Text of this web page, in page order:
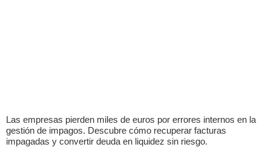
Las empresas pierden miles de euros por errores internos en la
gestión de impagos. Descubre cómo recuperar facturas
impagadas y convertir deuda en liquidez sin riesgo.